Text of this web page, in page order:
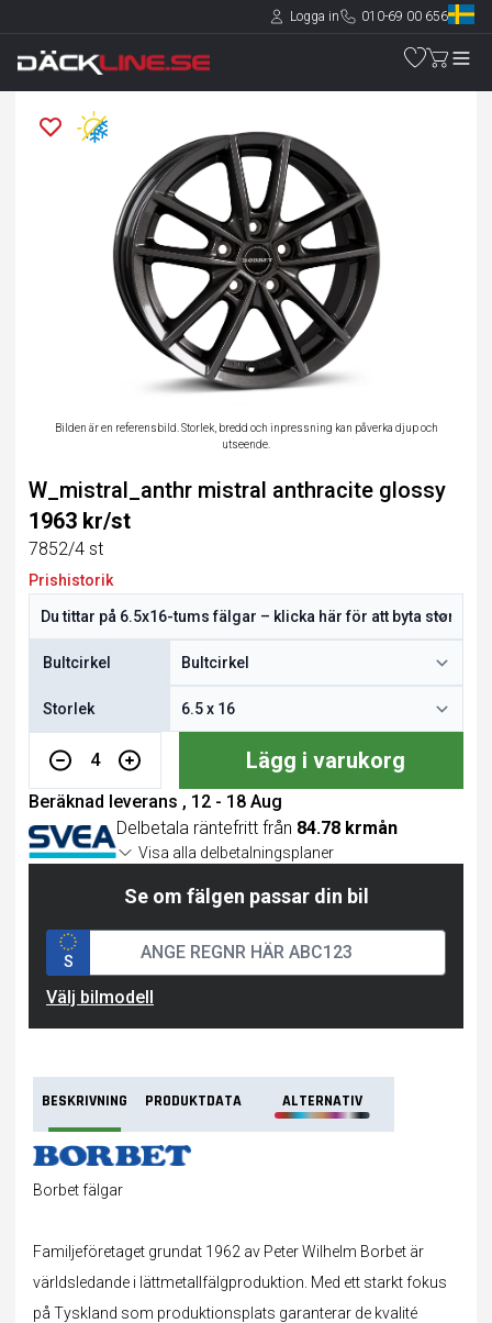
Logga in 010-69 00 656
Bilden är en referensbild. Storlek, bredd och inpressning kan påverka djup och
utseende.
W_mistral_anthr mistral anthracite glossy
1963 kr/st
7852/4 st
Prishistorik
Bultcirkel
Storlek
4 Lägg i varukorg
Beräknad leverans , 12 - 18 Aug
Delbetala räntefritt från 84.78 krmån
Visa alla delbetalningsplaner
Se om fälgen passar din bil
S
Välj bilmodell
BESKRIVNING PRODUKTDATA ALTERNATIV
Borbet fälgar
Familjeföretaget grundat 1962 av Peter Wilhelm Borbet är
världsledande i lättmetallfälgproduktion. Med ett starkt fokus
på Tyskland som produktionsplats garanterar de kvalité